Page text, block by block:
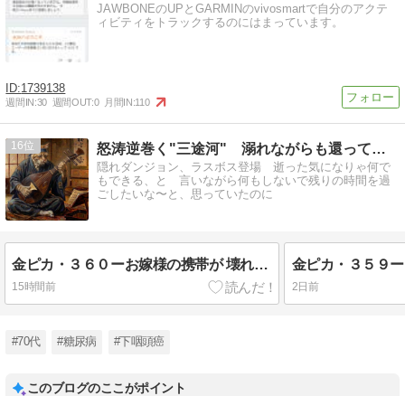
JAWBONEのUPとGARMINのvivosmartで自分のアクテ
ィビティをトラックするのにはまっています。
1739138
週間IN:30 週間OUT:0 月間IN:110
16 怒涛逆巻く"三途河" 溺れながらも還ってきた〜 ・・・ら
隠れダンジョン、ラスボス登場 逝った気になりゃ何で
もできる、と 言いながら何もしないで残りの時間を過
ごしたいな〜と、思っていたのに
金ピカ・３６０ーお嫁様の携帯が 壊れた～ Ⅲ
15時間前 2日前
#70代 #糖尿病 #下咽頭癌
このブログのここがポイント